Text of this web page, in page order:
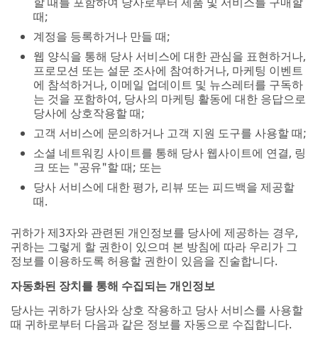
때;
계정을 등록하거나 만들 때;
웹 양식을 통해 당사 서비스에 대한 관심을 표현하거나,
프로모션 또는 설문 조사에 참여하거나, 마케팅 이벤트
에 참석하거나, 이메일 업데이트 및 뉴스레터를 구독하
는 것을 포함하여, 당사의 마케팅 활동에 대한 응답으로
당사에 상호작용할 때;
고객 서비스에 문의하거나 고객 지원 도구를 사용할 때;
소셜 네트워킹 사이트를 통해 당사 웹사이트에 연결, 링
크 또는 "공유"할 때; 또는
당사 서비스에 대한 평가, 리뷰 또는 피드백을 제공할
때.
귀하가 제3자와 관련된 개인정보를 당사에 제공하는 경우,
귀하는 그렇게 할 권한이 있으며 본 방침에 따라 우리가 그
정보를 이용하도록 허용할 권한이 있음을 진술합니다.
자동화된 장치를 통해 수집되는 개인정보
당사는 귀하가 당사와 상호 작용하고 당사 서비스를 사용할
때 귀하로부터 다음과 같은 정보를 자동으로 수집합니다.